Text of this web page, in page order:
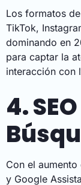
Los formatos
TikTok,
dominando en
para captar la
interacción con
4.
Con el
y Google